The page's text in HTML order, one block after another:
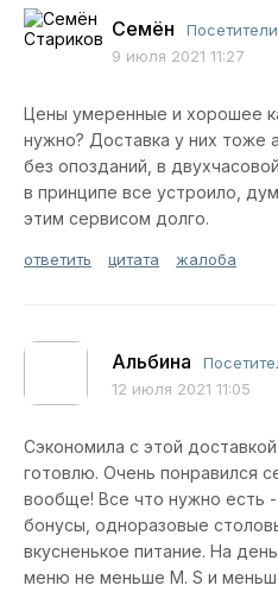
Семён
Посетители
9 июля 2021 11:27
Цены умеренные и хорошее
нужно? Доставка у них тоже
без опозданий, в
в принципе все устроило,
этим сервисом долго.
ответить цитата жалоба
Альбина
12 июля 2021 11:05
Сэкономила с этой
готовлю. Очень понравился
вообще! Все что нужно есть -
бонусы, одноразовые
вкусненькое питание. На
меню не меньше М. S и